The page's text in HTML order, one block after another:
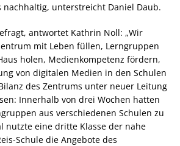
nachhaltig, unterstreicht Daniel Daub.
antwortet Kathrin Noll: „Wir
mit Leben füllen, Lerngruppen
holen, Medienkompetenz fördern,
von digitalen Medien in den Schulen
des Zentrums unter neuer Leitung
Innerhalb von drei Wochen hatten
aus verschiedenen Schulen zu
nutzte eine dritte Klasse der nahe
Schule die Angebote des